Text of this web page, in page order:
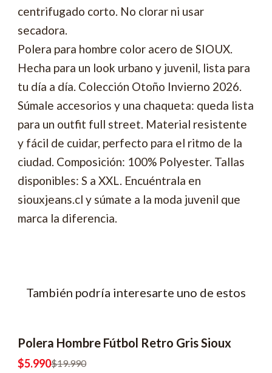
centrifugado corto. No clorar ni usar
secadora.
Polera para hombre color acero de SIOUX.
Hecha para un look urbano y juvenil, lista para
tu día a día. Colección Otoño Invierno 2026.
Súmale accesorios y una chaqueta: queda lista
para un outfit full street. Material resistente
y fácil de cuidar, perfecto para el ritmo de la
ciudad. Composición: 100% Polyester. Tallas
disponibles: S a XXL. Encuéntrala en
siouxjeans.cl y súmate a la moda juvenil que
marca la diferencia.
También podría interesarte uno de estos
-70% OFF
Polera Hombre Fútbol Retro Gris Sioux
$5.990$19.990